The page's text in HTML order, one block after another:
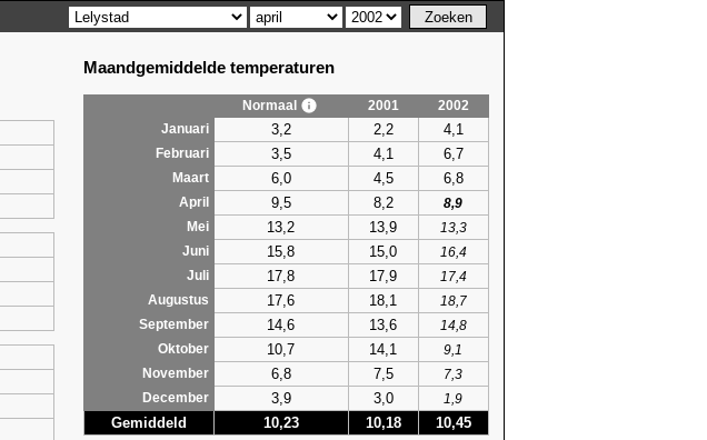
Maandgemiddelde temperaturen
Normaal 2001
2002
Januari
3,2 2,2 4,1
Februari 3,5 4,1 6,7
Maart 6,0 4,5 6,8
April 9,5 8,2
8,9
Mei
13,2 13,9
13,3
Juni
15,8 15,0
16,4
Juli
17,8 17,9
17,4
Augustus
17,6 18,1
18,7
September
14,6 13,6
14,8
Oktober
10,7 14,1
9,1
November
6,8 7,5
7,3
December
3,9 3,0 1,9
Gemiddeld 10,23 10,18 10,45